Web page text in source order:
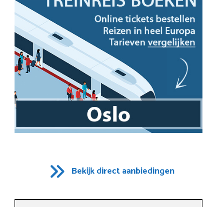
Bekijk direct aanbiedingen